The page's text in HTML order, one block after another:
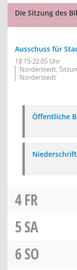
Die Sitzung des
Ausschuss für
18:15-22:05 Uhr
Norderstedt,
Norderstedt
Öffentliche
4FR
5SA
6SO